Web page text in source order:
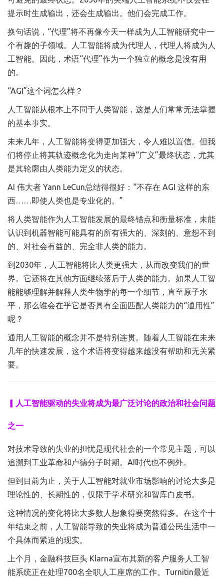
提示时生成输出，还会生成输出。他们会完成工作。
换句话说，“代理”将不再像今天一样成为人工智能研究中一
个有趣的子领域。人工智能将成为代理人，代理人将成为人
工智能。因此，术语“代理”作为一个独立的概念是没有用
的。
“AGI”这个词怎么样？
人工智能从根本上不同于人类智能，这是人们常常无法掌握
的基本事实。
未来几年，人工智能将变得更加强大，令人难以置信。但我
们将停止将其轨迹概念化为走向某种“广义”最终状态，尤其
是其轮廓由人类能力定义的状态。
AI 伟大者 Yann LeCun总结得很好：“不存在 AGI 这样的东
西……即使人类也是专业化的。”
将人类智能作为人工智能发展的最终锚点和衡量标准，未能
认识到机器智能可能具有的所有强大的、深刻的、意想不到
的、对社会有益的、完全非人类的能力。
到2030年，人工智能将比人类更强大，从而改变我们的世
界。它还将在其他方面继续落后于人类的能力。如果人工智
能能够理解并解释人类生物学的每一个细节，直至原子水
平，那么谁会在乎它是否具有全面匹配人类能力的“通用性”
呢？
通用人工智能的概念并不是特别连贯。随着人工智能在未来
几年的快速发展，这个术语将变得越来越没有帮助和无关紧
要。
▎人工智能驱动的失业将成为最广泛讨论的政治和社会问题
之一
对技术导致的失业的担忧是现代社会的一个常见主题，可以
追溯到工业革命和卢德分子时期。AI时代也不例外。
但到目前为止，关于人工智能对就业市场影响的讨论大多是
理论性的、长期性的，仅限于学术研究和智库白皮书。
这种情况的变化将比大多数人想象得要突然得多。在这个十
年结束之前，人工智能导致的失业将成为普通公民生活中一
个具体而紧迫的现实。
上个月，金融科技巨头 Klarna宣布其新的客户服务人工智
能系统正在处理700名全职人工座席的工作。Turnitin最近